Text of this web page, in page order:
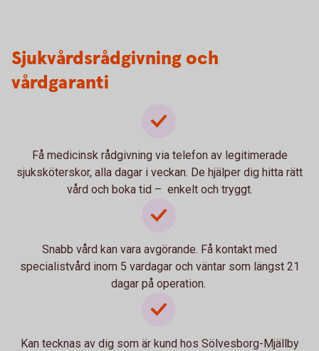
Sjukvårdsrådgivning och
vårdgaranti
Få medicinsk rådgivning via telefon av legitimerade
sjuksköterskor, alla dagar i veckan. De hjälper dig hitta rätt
vård och boka tid – enkelt och tryggt.
Snabb vård kan vara avgörande. Få kontakt med
specialistvård inom 5 vardagar och väntar som längst 21
dagar på operation.
Kan tecknas av dig som är kund hos Sölvesborg-Mjällby